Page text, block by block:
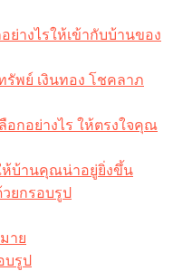
ย่างไรให้เข้ากับบ้านของ
พย์ เงินทอง โชคลาภ
อกอย่างไร ให้ตรงใจคุณ
ห้บ้านคุณน่าอยู่ยิ่งขึ้น
วยกรอบรูป
าย
บรูป